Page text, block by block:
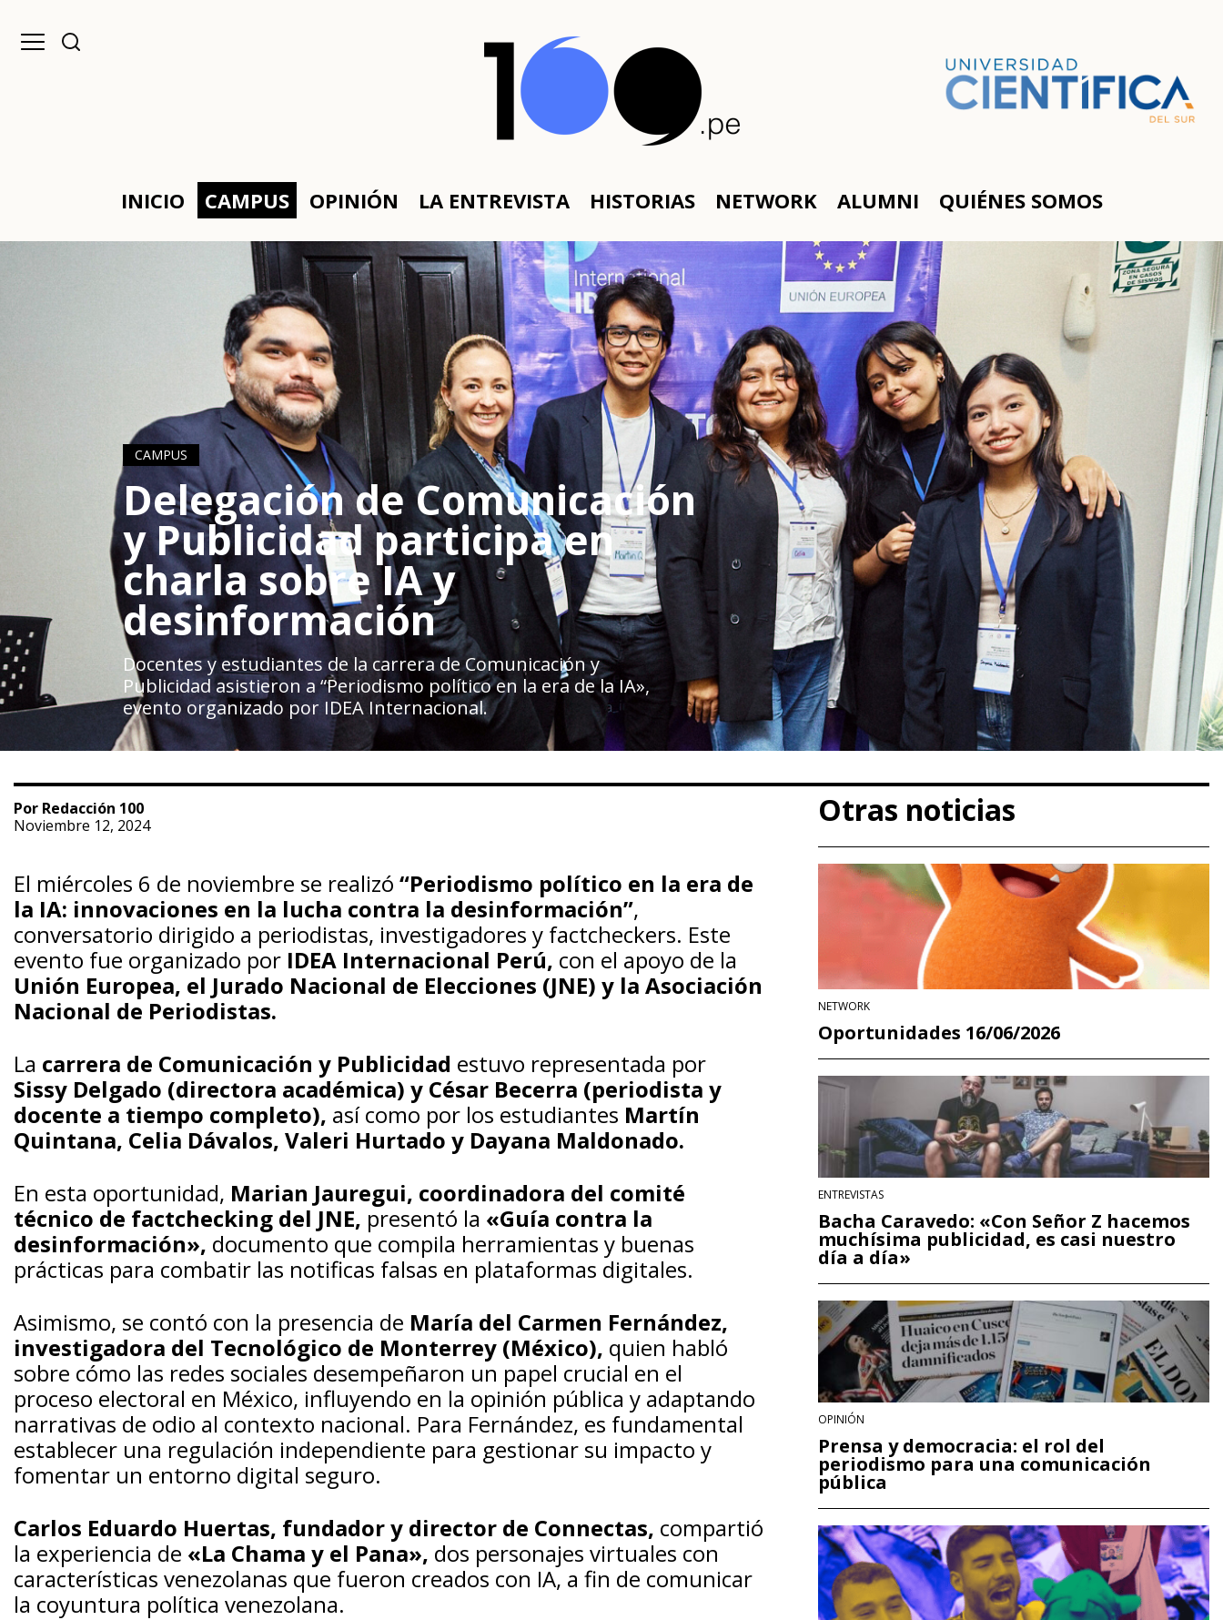
INICIO CAMPUS OPINIÓN LA ENTREVISTA HISTORIAS NETWORK ALUMNI QUIÉNES SOMOS
CAMPUS
Delegación de Comunicación
y Publicidad participa en
charla sobre IA y
desinformación
Docentes y estudiantes de la carrera de Comunicación y
Publicidad asistieron a “Periodismo político en la era de la IA»,
evento organizado por IDEA Internacional.
Por Redacción 100
Noviembre 12, 2024
El miércoles 6 de noviembre se realizó “Periodismo político en la era de
la IA: innovaciones en la lucha contra la desinformación”,
conversatorio dirigido a periodistas, investigadores y factcheckers. Este
evento fue organizado por IDEA Internacional Perú, con el apoyo de la
Unión Europea, el Jurado Nacional de Elecciones (JNE) y la Asociación
Nacional de Periodistas.
La carrera de Comunicación y Publicidad estuvo representada por
Sissy Delgado (directora académica) y César Becerra (periodista y
docente a tiempo completo), así como por los estudiantes Martín
Quintana, Celia Dávalos, Valeri Hurtado y Dayana Maldonado.
En esta oportunidad, Marian Jauregui, coordinadora del comité
técnico de factchecking del JNE, presentó la «Guía contra la
desinformación», documento que compila herramientas y buenas
prácticas para combatir las notificas falsas en plataformas digitales.
Asimismo, se contó con la presencia de María del Carmen Fernández,
investigadora del Tecnológico de Monterrey (México), quien habló
sobre cómo las redes sociales desempeñaron un papel crucial en el
proceso electoral en México, influyendo en la opinión pública y adaptando
narrativas de odio al contexto nacional. Para Fernández, es fundamental
establecer una regulación independiente para gestionar su impacto y
fomentar un entorno digital seguro.
Carlos Eduardo Huertas, fundador y director de Connectas, compartió
la experiencia de «La Chama y el Pana», dos personajes virtuales con
características venezolanas que fueron creados con IA, a fin de comunicar
la coyuntura política venezolana.
Otras noticias
NETWORK
Oportunidades 16/06/2026
ENTREVISTAS
Bacha Caravedo: «Con Señor Z hacemos
muchísima publicidad, es casi nuestro
día a día»
OPINIÓN
Prensa y democracia: el rol del
periodismo para una comunicación
pública